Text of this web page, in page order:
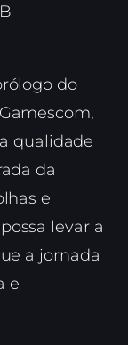
do
qualidade
da
e
levar a
a jornada
e